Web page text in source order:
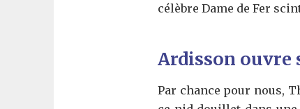
célèbre Dame de Fer
Ardisson ouvre
Par chance pour nous,